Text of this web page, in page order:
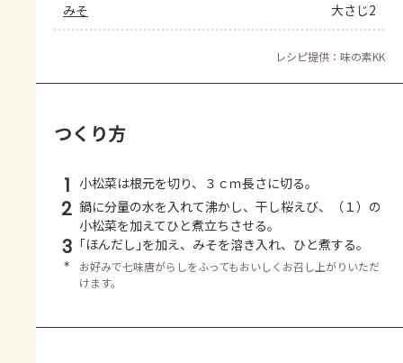
みそ 大さじ2
レシピ提供：味の素KK
つくり方
1 小松菜は根元を切り、３ｃｍ長さに切る。
2 鍋に分量の水を入れて沸かし、干し桜えび、（１）の
小松菜を加えてひと煮立ちさせる。
3 ｢ほんだし｣を加え、みそを溶き入れ、ひと煮する。
＊
お好みで七味唐がらしをふってもおいしくお召し上がりいただ
けます。